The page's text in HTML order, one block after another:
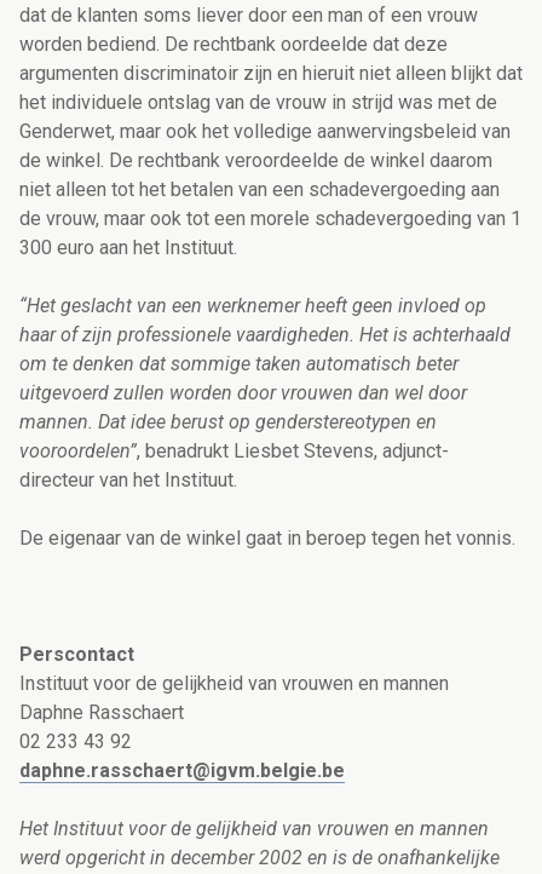
dat de klanten soms liever door een man of een vrouw
worden bediend. De rechtbank oordeelde dat deze
argumenten discriminatoir zijn en hieruit niet alleen blijkt dat
het individuele ontslag van de vrouw in strijd was met de
Genderwet, maar ook het volledige aanwervingsbeleid van
de winkel. De rechtbank veroordeelde de winkel daarom
niet alleen tot het betalen van een schadevergoeding aan
de vrouw, maar ook tot een morele schadevergoeding van 1
300 euro aan het Instituut.
“Het geslacht van een werknemer heeft geen invloed op
haar of zijn professionele vaardigheden. Het is achterhaald
om te denken dat sommige taken automatisch beter
uitgevoerd zullen worden door vrouwen dan wel door
mannen. Dat idee berust op genderstereotypen en
vooroordelen”, benadrukt Liesbet Stevens, adjunct-
directeur van het Instituut.
De eigenaar van de winkel gaat in beroep tegen het vonnis.
Perscontact
Instituut voor de gelijkheid van vrouwen en mannen
Daphne Rasschaert
02 233 43 92
daphne.rasschaert@igvm.belgie.be
Het Instituut voor de gelijkheid van vrouwen en mannen
werd opgericht in december 2002 en is de onafhankelijke